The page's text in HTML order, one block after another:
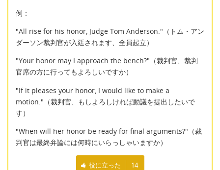
例：
"All rise for his honor, Judge Tom Anderson."（トム・アン
ダーソン裁判官が入廷されます、全員起立）
"Your honor may I approach the bench?"（裁判官、裁判
官席の方に行ってもよろしいですか）
"If it pleases your honor, I would like to make a
motion."（裁判官、もしよろしければ動議を提出したいで
す）
"When will her honor be ready for final arguments?"（裁
判官は最終弁論には何時にいらっしゃいますか）
役に立った 14